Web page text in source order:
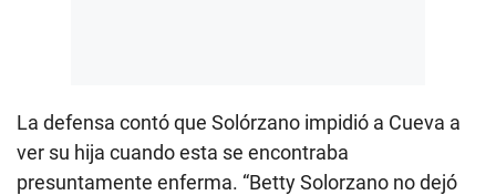
La defensa contó que Solórzano impidió a Cueva a
ver su hija cuando esta se encontraba
presuntamente enferma. “Betty Solorzano no dejó